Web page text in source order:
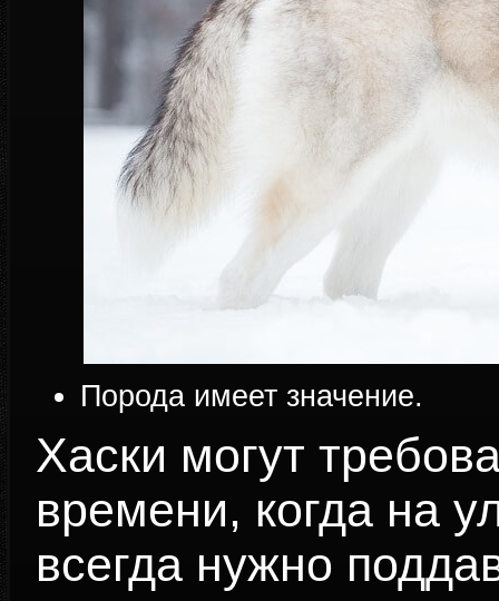
Порода имеет значение.
Хаски могут
времени, когда на
всегда нужно